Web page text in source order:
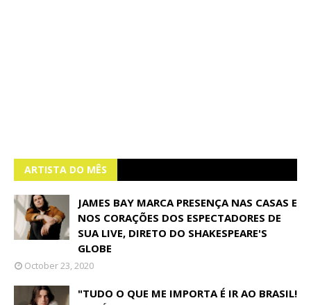
ARTISTA DO MÊS
JAMES BAY MARCA PRESENÇA NAS CASAS E
NOS CORAÇÕES DOS ESPECTADORES DE
SUA LIVE, DIRETO DO SHAKESPEARE'S
GLOBE
October 23, 2020
"TUDO O QUE ME IMPORTA É IR AO BRASIL!